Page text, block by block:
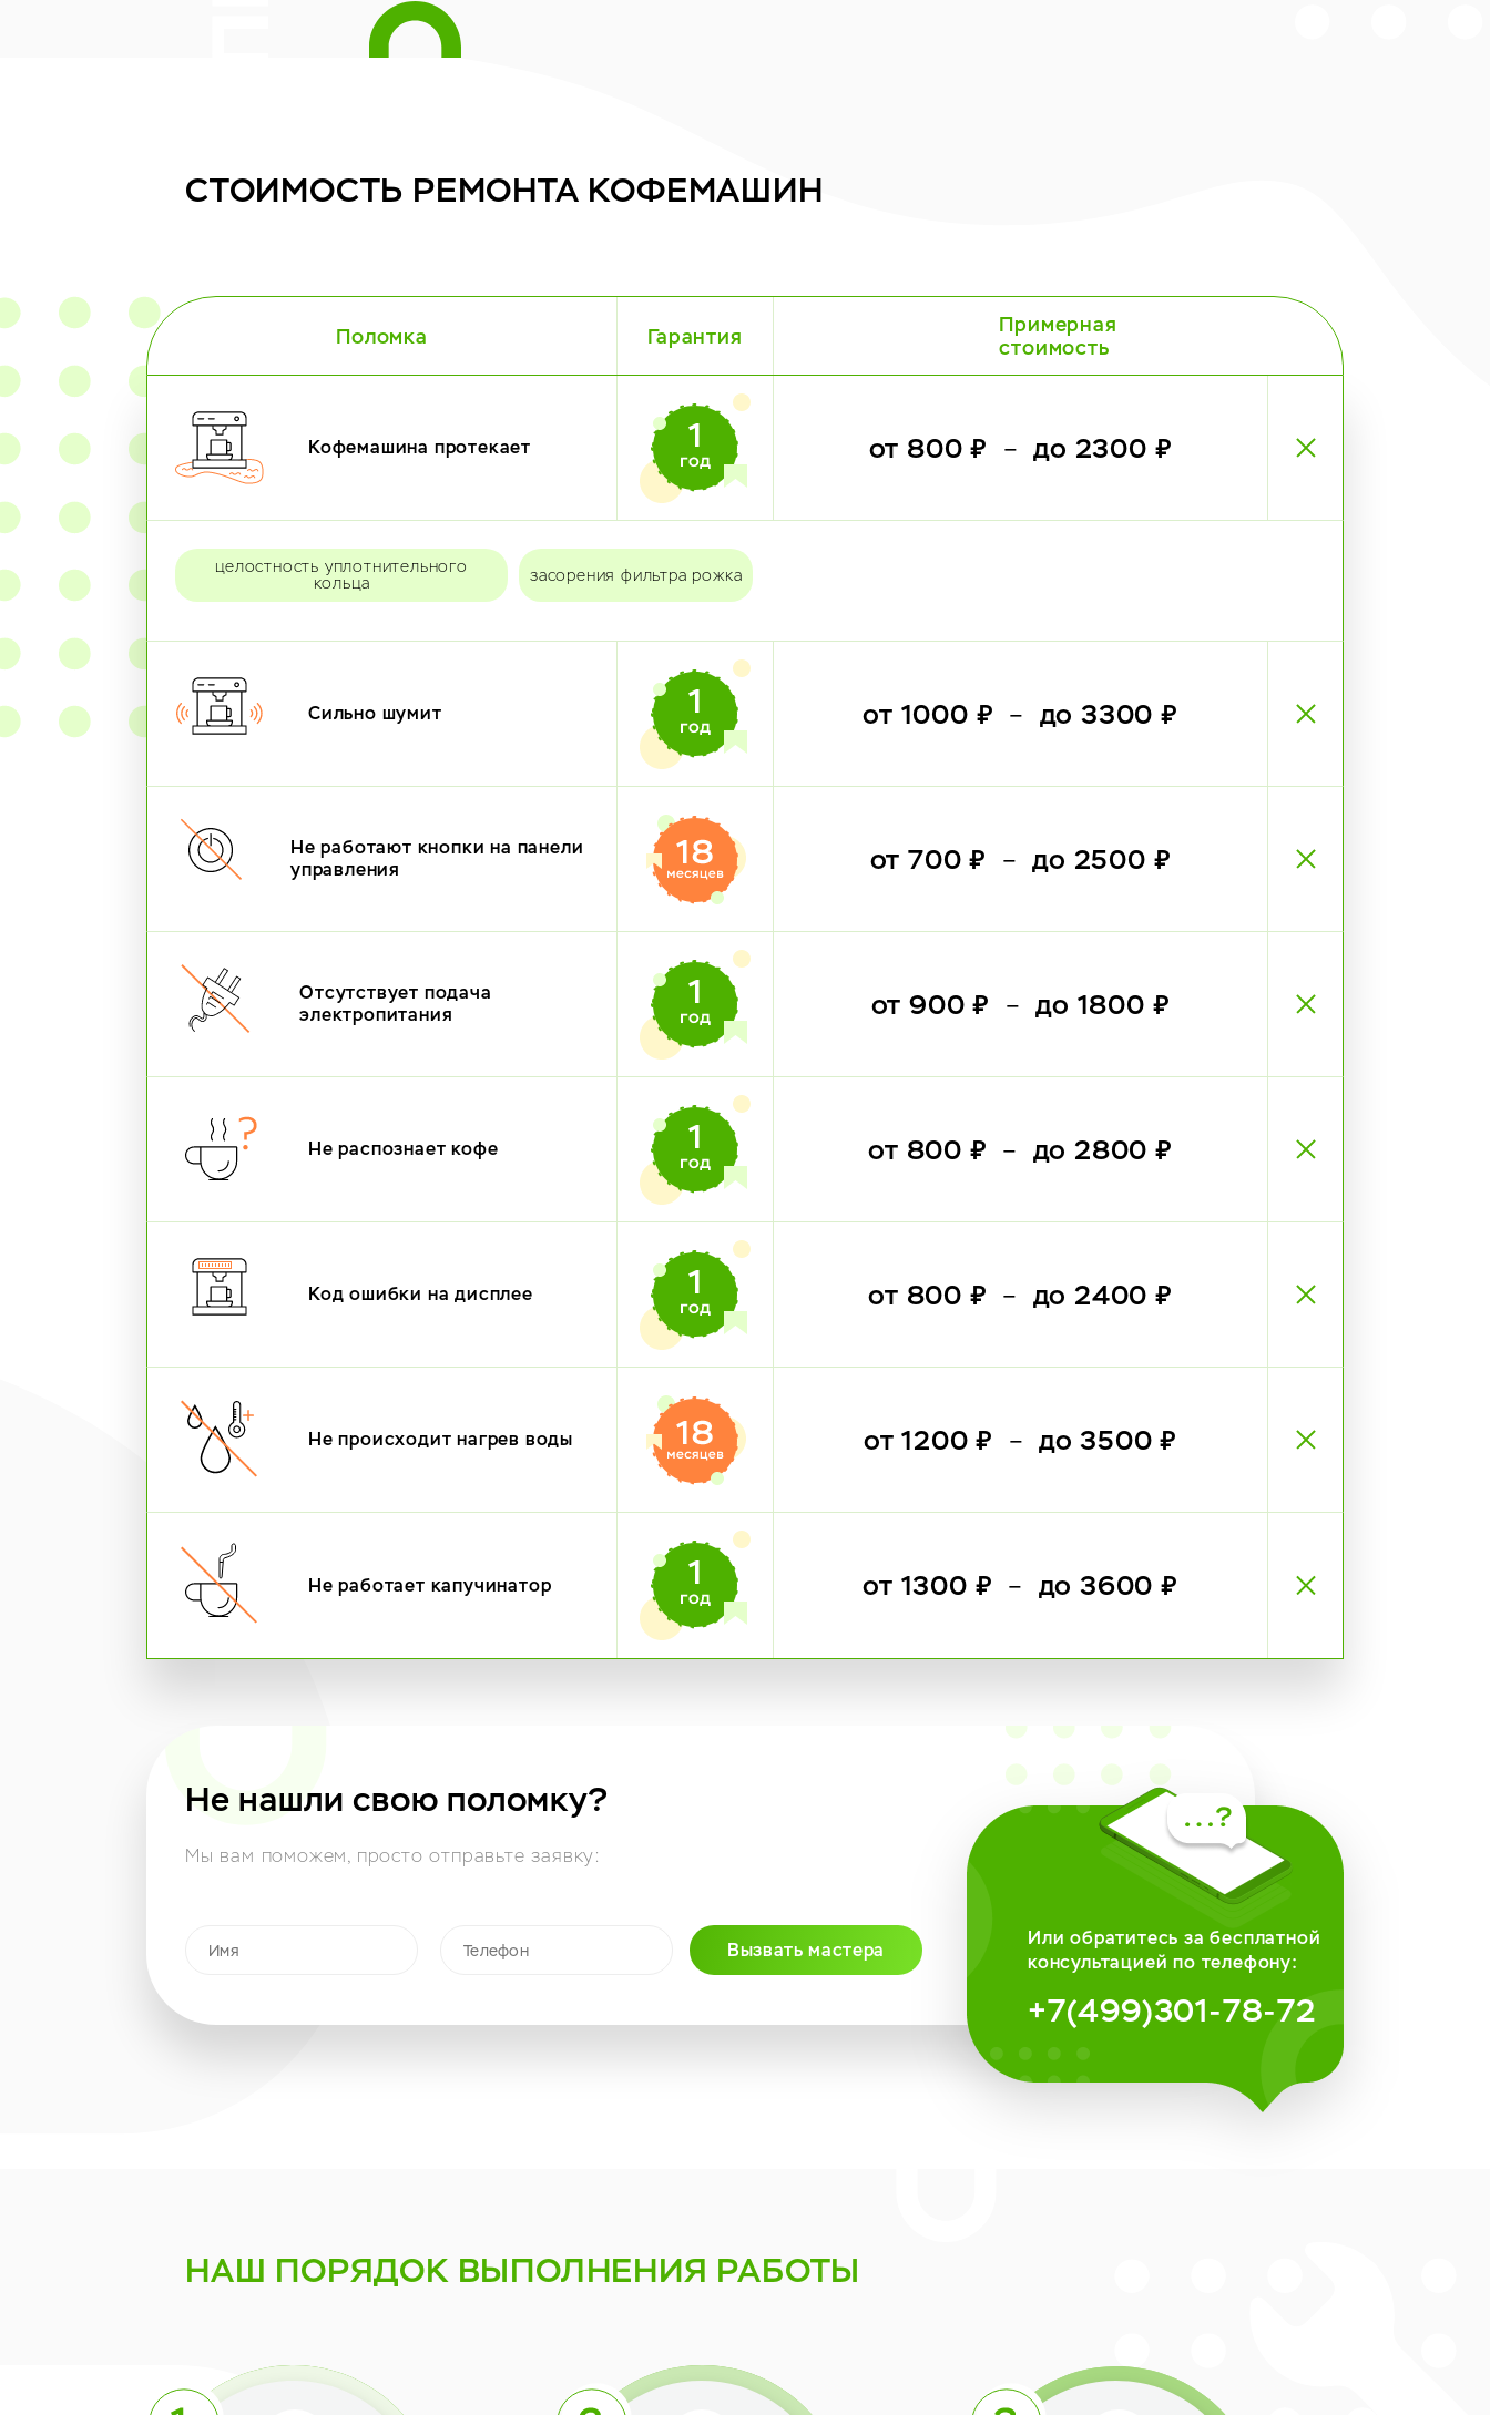
СТОИМОСТЬ РЕМОНТА КОФЕМАШИН
Поломка Гарантия
Примерная
стоимость
Кофемашина протекает от 800 ₽ — до 2300 ₽
целостность уплотнительного
кольца
засорения фильтра рожка
Сильно шумит от 1000 ₽ — до 3300 ₽
Не работают кнопки на панели
управления
от 700 ₽ — до 2500 ₽
Отсутствует подача
электропитания
от 900 ₽ — до 1800 ₽
Не распознает кофе от 800 ₽ — до 2800 ₽
Код ошибки на дисплее от 800 ₽ — до 2400 ₽
Не происходит нагрев воды от 1200 ₽ — до 3500 ₽
Не работает капучинатор от 1300 ₽ — до 3600 ₽
Не нашли свою поломку?
Мы вам поможем, просто отправьте заявку:
Вызвать мастера
Или обратитесь за бесплатной
консультацией по телефону:
+7(499)301-78-72
НАШ ПОРЯДОКВЫПОЛНЕНИЯ РАБОТЫ